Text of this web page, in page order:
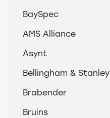
BaySpec
AMS Alliance
Asynt
Bellingham & Stanley
Brabender
Bruins